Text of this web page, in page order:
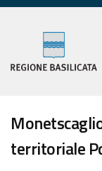
territoriale